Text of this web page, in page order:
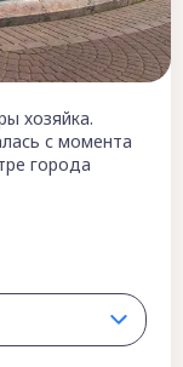
хозяйка.
с момента
города